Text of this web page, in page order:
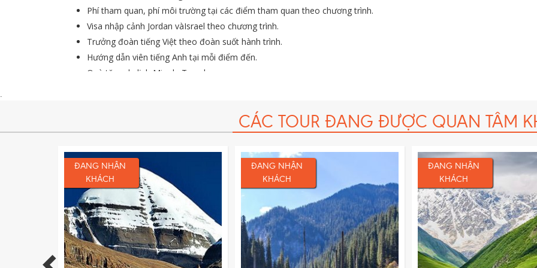
Phí tham quan, phí môi trường tại các điểm tham quan theo chương trình.
Visa nhập cảnh Jordan vàIsrael theo chương trình.
Trưởng đoàn tiếng Việt theo đoàn suốt hành trình.
Hướng dẫn viên tiếng Anh tại mỗi điểm đến.
Quà tặng du lịch Migola Travel
.
CÁC TOUR ĐANG ĐƯỢC QUAN TÂM
ĐANG NHẬN
KHÁCH
ĐANG NHẬN
KHÁCH
ĐANG NHẬN
KHÁCH